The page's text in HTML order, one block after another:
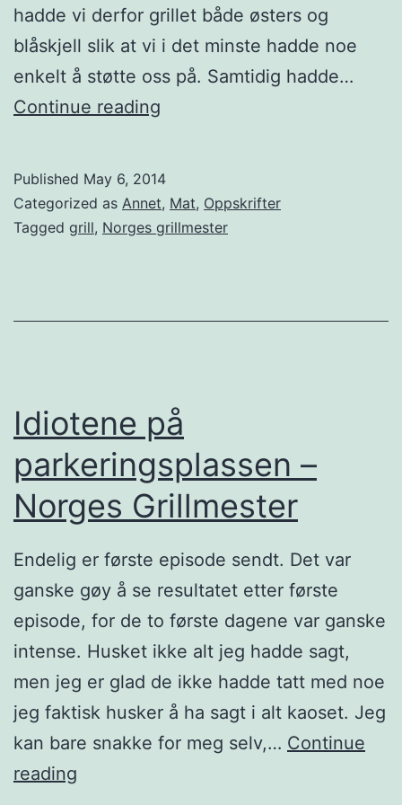
l
i
n
n
–
N
G
i
l
m
e
e
hadde vi derfor grillet både østers og
blåskjell slik at vi i det minste hadde noe
enkelt å støtte oss på. Samtidig hadde…
Continue reading
p
i
v
N
o
r
e
s
G
r
i
l
l
Published May 6, 2014
Categorized as Annet, Mat, Oppskrifter
Tagged grill, Norges grillmester
Idiotene på
parkeringsplassen –
Norges Grillmester
Endelig er første episode sendt. Det var
ganske gøy å se resultatet etter første
episode, for de to første dagene var ganske
intense. Husket ikke alt jeg hadde sagt,
men jeg er glad de ikke hadde tatt med noe
jeg faktisk husker å ha sagt i alt kaoset. Jeg
kan bare snakke for meg selv,… Continue
reading